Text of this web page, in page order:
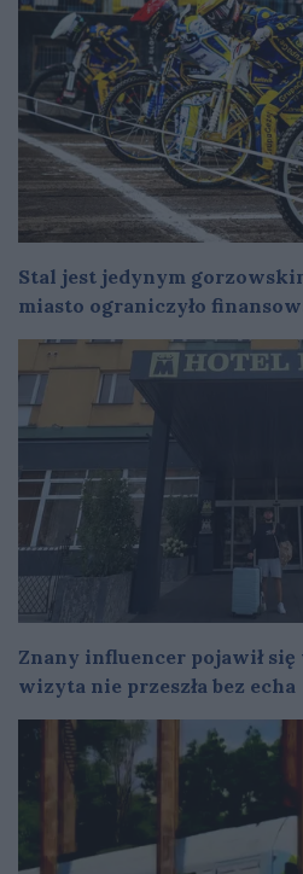
Stal jest jedynym
miasto ograniczyło
Znany influencer pojawił się
wizyta nie przeszła bez echa